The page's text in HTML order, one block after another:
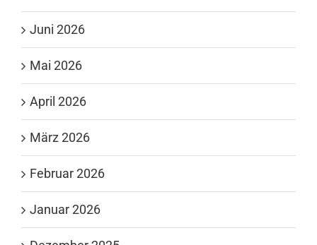
Juni 2026
Mai 2026
April 2026
März 2026
Februar 2026
Januar 2026